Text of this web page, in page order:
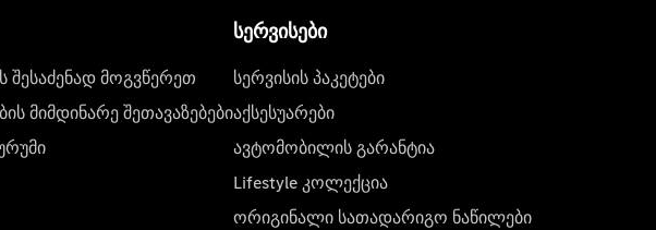
მოგვწერეთ
მიმდინარე შეთავაზებები
სერვისები
სერვისის პაკეტები
აქსესუარები
ავტომობილის გარანტია
Lifestyle კოლექცია
ორიგინალი სათადარიგო ნაწილები